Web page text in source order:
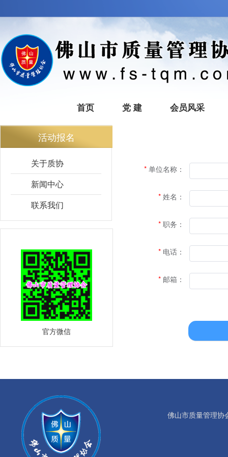
首页 党 建 会员风采
活动报名
关于质协
新闻中心
联系我们
官方微信
单位名称：
姓名：
职务：
电话：
邮箱：
佛山市质量管理